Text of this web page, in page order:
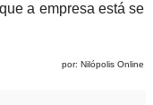
a empresa está se
por: Nilópolis Online